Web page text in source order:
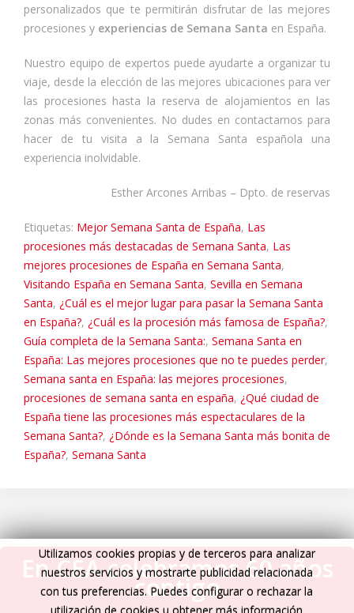
personalizados que te permitirán disfrutar de las mejores
procesiones y experiencias de Semana Santa en España.
Nuestro equipo de expertos puede ayudarte a organizar tu
viaje, desde la elección de las mejores ubicaciones para ver
las procesiones hasta la reserva de alojamientos en las
zonas más convenientes. No dudes en contactarnos para
hacer de tu visita a la Semana Santa española una
experiencia inolvidable.
Esther Arcones Arribas – Dpto. de reservas
Etiquetas: Mejor Semana Santa de España, Las
procesiones más destacadas de Semana Santa, Las
mejores procesiones de España en Semana Santa,
Visitando España en Semana Santa, Sevilla en Semana
Santa, ¿Cuál es el mejor lugar para pasar la Semana Santa
en España?, ¿Cuál es la procesión más famosa de España?,
Guía completa de la Semana Santa:, Semana Santa en
España: Las mejores procesiones que no te puedes perder,
Semana santa en España: las mejores procesiones,
procesiones de semana santa en españa, ¿Qué ciudad de
España tiene las procesiones más espectaculares de la
Semana Santa?, ¿Dónde es la Semana Santa más bonita de
España?, Semana Santa
En CEA celebramos 60 años
contigo
Utilizamos cookies propias y de terceros para analizar
nuestros servicios y mostrarte publicidad relacionada
con tus preferencias. Puedes configurar o rechazar la